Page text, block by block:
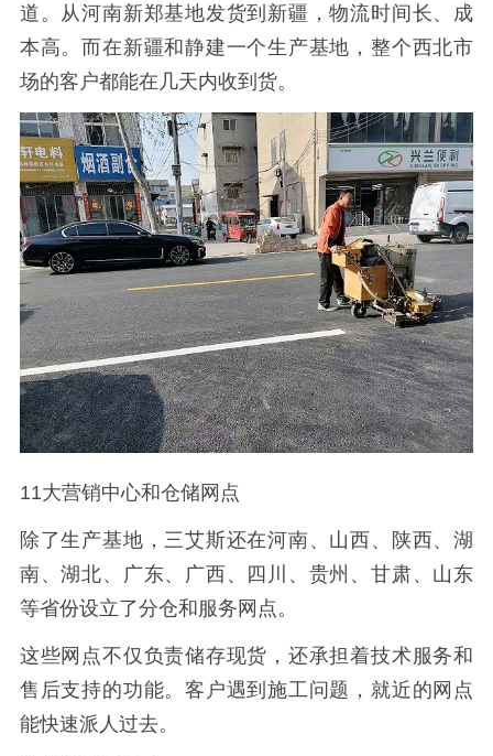
道。从河南新郑基地发货到新疆，物流时间长、成
本高。而在新疆和静建一个生产基地，整个西北市
场的客户都能在几天内收到货。
11大营销中心和仓储网点
除了生产基地，三艾斯还在河南、山西、陕西、湖
南、湖北、广东、广西、四川、贵州、甘肃、山东
等省份设立了分仓和服务网点。
这些网点不仅负责储存现货，还承担着技术服务和
售后支持的功能。客户遇到施工问题，就近的网点
能快速派人过去。